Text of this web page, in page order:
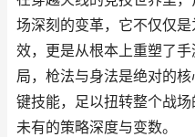
场深刻的变革，它不仅仅
效，更是从根本上重塑了
局，枪法与身法是绝对的
键技能，足以扭转整个战
未有的策略深度与变数。